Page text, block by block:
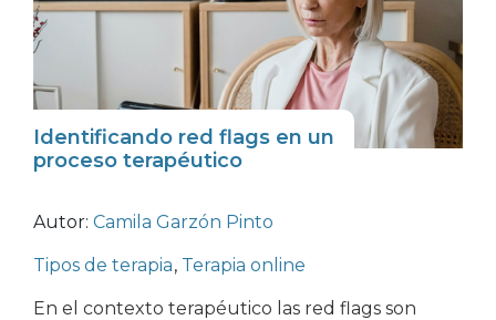
Identificando red flags en un
proceso terapéutico
Autor: Camila Garzón Pinto
Tipos de terapia, Terapia online
En el contexto terapéutico las red flags son